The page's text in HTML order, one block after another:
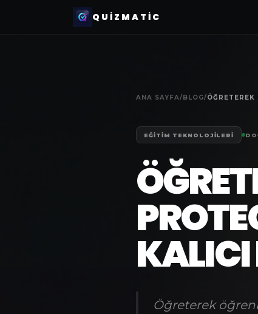
QUIZMATIC
ANA SAYFA/BLOG/
EĞITIM TEKNOLOJILERI
Öğreterek